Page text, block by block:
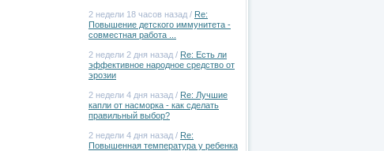
2 недели 18 часов назад / Re:
Повышение детского иммунитета -
совместная работа ...
2 недели 2 дня назад / Re: Есть ли
эффективное народное средство от
эрозии
2 недели 4 дня назад / Re: Лучшие
капли от насморка - как сделать
правильный выбор?
2 недели 4 дня назад / Re:
Повышенная температура у ребенка